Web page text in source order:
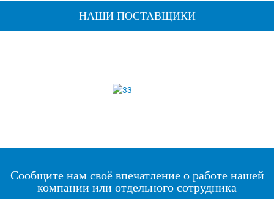
НАШИ ПОСТАВЩИКИ
Сообщите нам своё впечатление о работе нашей
компании или отдельного сотрудника